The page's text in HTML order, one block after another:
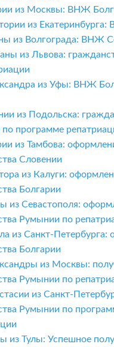
из Москвы: ВНЖ
из
из Волгограда: ВНЖ
из Львова:
из Уфы: ВНЖ
из Подольска:
программе
из Тамбова:
Словении
из Калуги:
Болгарии
из Севастополя:
Румынии по
из Санкт-Петербурга:
Болгарии
из Москвы:
Румынии по
из Санкт-
Румынии по
из Тулы: Успешное